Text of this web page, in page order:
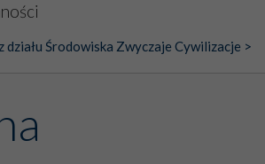
działu Środowiska Zwyczaje Cywilizacje >